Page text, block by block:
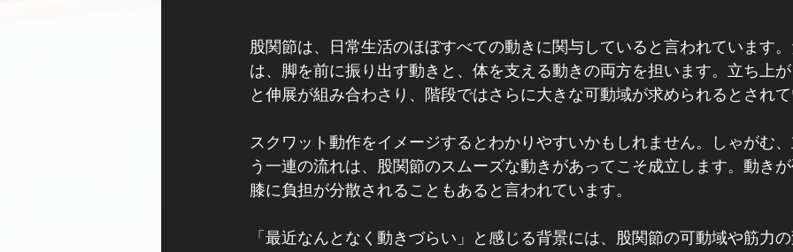
股関節は、日常生活のほぼすべての動きに関与していると言われています
は、脚を前に振り出す動きと、体を支える動きの両方を担います。立ち上
と伸展が組み合わさり、階段ではさらに大きな可動域が求められるとされ
スクワット動作をイメージするとわかりやすいかもしれません。しゃがむ
う一連の流れは、股関節のスムーズな動きがあってこそ成立します。動き
膝に負担が分散されることもあると言われています。
「最近なんとなく動きづらい」と感じる背景には、股関節の可動域や筋力